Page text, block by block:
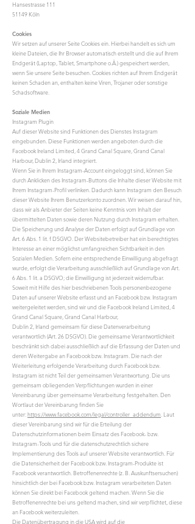
Hansestrasse 111
51149 Köln
Cookies
Wir setzen auf unserer Seite Cookies ein. Hierbei handelt es sich um
kleine Dateien, die Ihr Browser automatisch erstellt und die auf Ihrem
Endgerät (Laptop, Tablet, Smartphone o.Ä.) gespeichert werden,
wenn Sie unsere Seite besuchen. Cookies richten auf Ihrem Endgerät
keinen Schaden an, enthalten keine Viren, Trojaner oder sonstige
Schadsoftware.
Soziale Medien
Instagram Plugin
Auf dieser Website sind Funktionen des Dienstes Instagram
eingebunden. Diese Funktionen werden angeboten durch die
Facebook Ireland Limited, 4 Grand Canal Square, Grand Canal
Harbour, Dublin 2, Irland integriert.
Wenn Sie in Ihrem Instagram-Account eingeloggt sind, können Sie
durch Anklicken des Instagram-Buttons die Inhalte dieser Website mit
Ihrem Instagram-Profil verlinken. Dadurch kann Instagram den Besuch
dieser Website Ihrem Benutzerkonto zuordnen. Wir weisen darauf hin,
dass wir als Anbieter der Seiten keine Kenntnis vom Inhalt der
übermittelten Daten sowie deren Nutzung durch Instagram erhalten.
Die Speicherung und Analyse der Daten erfolgt auf Grundlage von
Art. 6 Abs. 1 lit. f DSGVO. Der Websitebetreiber hat ein berechtigtes
Interesse an einer möglichst umfangreichen Sichtbarkeit in den
Sozialen Medien. Sofern eine entsprechende Einwilligung abgefragt
wurde, erfolgt die Verarbeitung ausschließlich auf Grundlage von Art.
6 Abs. 1 lit. a DSGVO; die Einwilligung ist jederzeit widerrufbar.
Soweit mit Hilfe des hier beschriebenen Tools personenbezogene
Daten auf unserer Website erfasst und an Facebook bzw. Instagram
weitergeleitet werden, sind wir und die Facebook Ireland Limited, 4
Grand Canal Square, Grand Canal Harbour,
Dublin 2, Irland gemeinsam für diese Datenverarbeitung
verantwortlich (Art. 26 DSGVO). Die gemeinsame Verantwortlichkeit
beschränkt sich dabei ausschließlich auf die Erfassung der Daten und
deren Weitergabe an Facebook bzw. Instagram. Die nach der
Weiterleitung erfolgende Verarbeitung durch Facebook bzw.
Instagram ist nicht Teil der gemeinsamen Verantwortung. Die uns
gemeinsam obliegenden Verpflichtungen wurden in einer
Vereinbarung über gemeinsame Verarbeitung festgehalten. Den
Wortlaut der Vereinbarung finden Sie
unter:https://www.facebook.com/legal/controller_addendum . Laut
dieser Vereinbarung sind wir für die Erteilung der
Datenschutzinformationen beim Einsatz des Facebook- bzw.
Instagram-Tools und für die datenschutzrechtlich sichere
Implementierung des Tools auf unserer Website verantwortlich. Für
die Datensicherheit der Facebook bzw. Instagram-Produkte ist
Facebook verantwortlich. Betroffenenrechte (z. B. Auskunftsersuchen)
hinsichtlich der bei Facebook bzw. Instagram verarbeiteten Daten
können Sie direkt bei Facebook geltend machen. Wenn Sie die
Betroffenenrechte bei uns geltend machen, sind wir verpflichtet, diese
an Facebook weiterzuleiten.
Die Datenübertragung in die USA wird auf die